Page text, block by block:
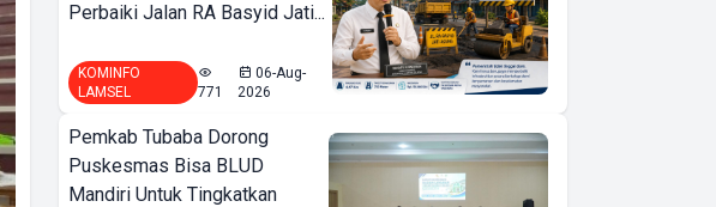
Perbaiki Jalan RA Basyid Jati...
KOMINFO
LAMSEL
771
06-Aug-
2026
Pemkab Tubaba Dorong
Puskesmas Bisa BLUD
Mandiri Untuk Tingkatkan